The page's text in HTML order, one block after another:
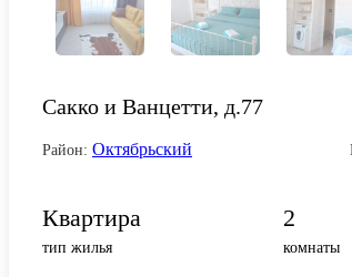
Сакко и Ванцетти, д.77
Район: Октябрьский
Квартира
тип жилья
2
комнаты